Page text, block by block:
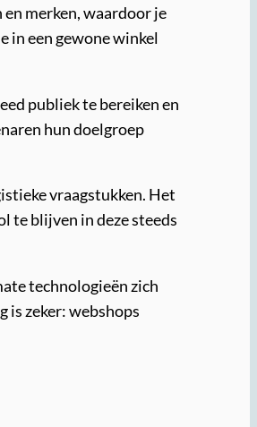
merken, waardoor je
in een gewone winkel
publiek te bereiken en
hun doelgroep
vraagstukken. Het
te blijven in deze steeds
technologieën zich
is zeker: webshops